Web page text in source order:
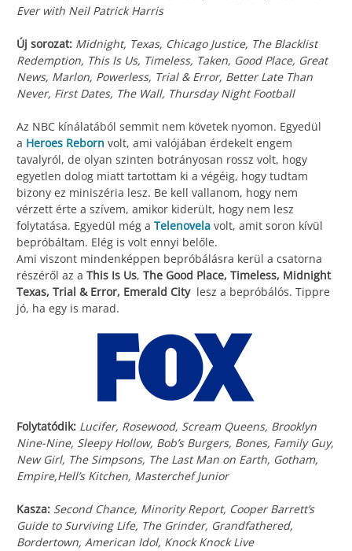
Ever with Neil Patrick Harris
Új sorozat: Midnight, Texas, Chicago Justice, The Blacklist
Redemption, This Is Us, Timeless, Taken, Good Place, Great
News, Marlon, Powerless, Trial & Error, Better Late Than
Never, First Dates, The Wall, Thursday Night Football
Az NBC kínálatából semmit nem követek nyomon. Egyedül
a Heroes Reborn volt, ami valójában érdekelt engem
tavalyról, de olyan szinten botrányosan rossz volt, hogy
egyetlen dolog miatt tartottam ki a végéig, hogy tudtam
bizony ez miniszéria lesz. Be kell vallanom, hogy nem
vérzett érte a szívem, amikor kiderült, hogy nem lesz
folytatása. Egyedül még a Telenovela volt, amit soron kívül
bepróbáltam. Elég is volt ennyi belőle.
Ami viszont mindenképpen bepróbálásra kerül a csatorna
részéről az a This Is Us, The Good Place, Timeless, Midnight
Texas, Trial & Error, Emerald City lesz a bepróbálós. Tippre
jó, ha egy is marad.
Folytatódik: Lucifer, Rosewood, Scream Queens, Brooklyn
Nine-Nine, Sleepy Hollow, Bob’s Burgers, Bones, Family Guy,
New Girl, The Simpsons, The Last Man on Earth, Gotham,
Empire,Hell’s Kitchen, Masterchef Junior
Kasza: Second Chance, Minority Report, Cooper Barrett’s
Guide to Surviving Life, The Grinder, Grandfathered,
Bordertown, American Idol, Knock Knock Live